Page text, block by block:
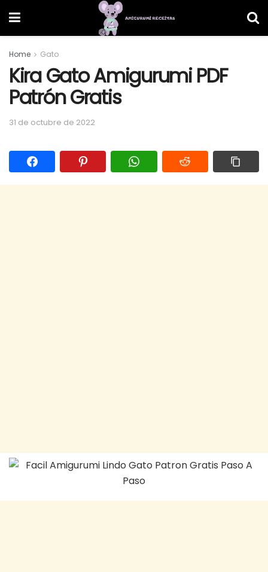
Home Gato
Kira Gato Amigurumi PDF
Patrón Gratis
31 de octubre de 2022